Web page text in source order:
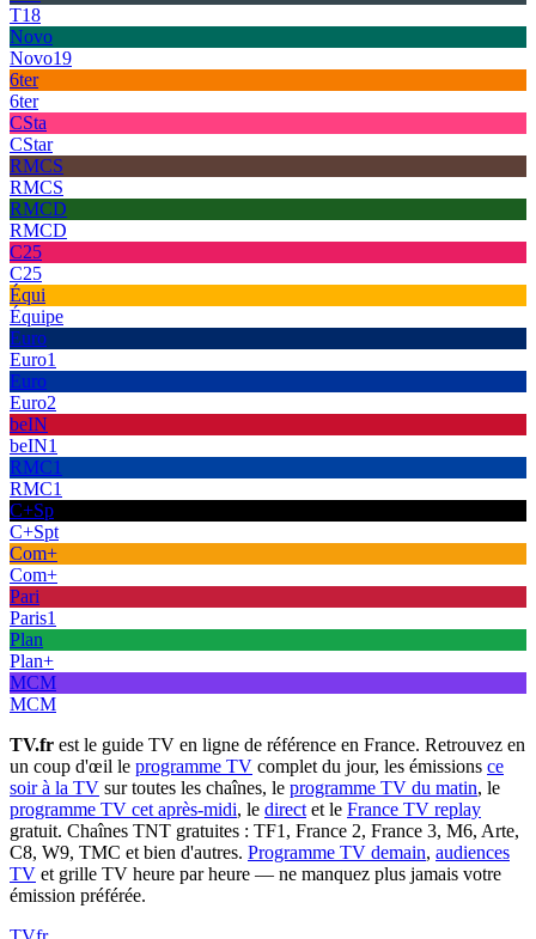
T18
Novo
Novo19
6ter
6ter
CSta
CStar
RMCS
RMCS
RMCD
RMCD
C25
C25
Équi
Équipe
Euro
Euro1
Euro
Euro2
beIN
beIN1
RMC1
RMC1
C+Sp
C+Spt
Com+
Com+
Pari
Paris1
Plan
Plan+
MCM
MCM
TV.fr est le guide TV en ligne de référence en France. Retrouvez en
un coup d'œil le programme TV complet du jour, les émissions ce
soir à la TV sur toutes les chaînes, le programme TV du matin, le
programme TV cet après-midi, le direct et le France TV replay
gratuit. Chaînes TNT gratuites : TF1, France 2, France 3, M6, Arte,
C8, W9, TMC et bien d'autres. Programme TV demain, audiences
TV et grille TV heure par heure — ne manquez plus jamais votre
émission préférée.